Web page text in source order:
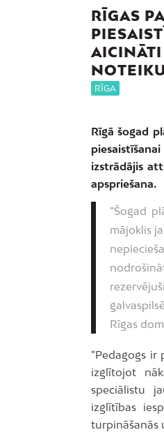
RĪGAS
AICINĀTI
RĪGA
Rīgā šogad
izstrādājis
apspriešana.
“Šogad
mājoklis
Rīgas
“Pedagogs
izglītojot
speciālistu
izglītības
turpināšanās